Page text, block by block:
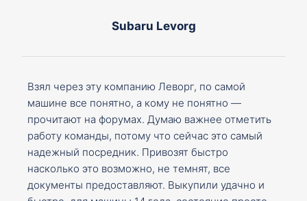
Subaru Levorg
Взял через эту компанию Леворг, по самой
машине все понятно, а кому не понятно —
прочитают на форумах. Думаю важнее отметить
работу команды, потому что сейчас это самый
надежный посредник. Привозят быстро
насколько это возможно, не темнят, все
документы предоставляют. Выкупили удачно и